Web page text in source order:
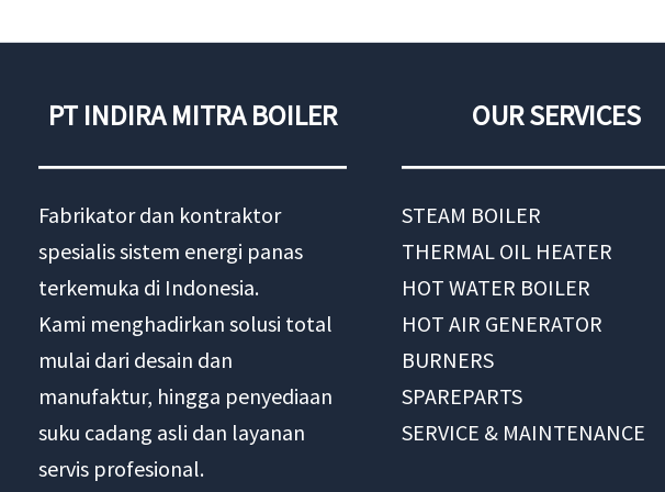
PT INDIRA MITRA BOILER
Fabrikator dan kontraktor
spesialis sistem energi panas
terkemuka di Indonesia.
Kami menghadirkan solusi total
mulai dari desain dan
manufaktur, hingga penyediaan
suku cadang asli dan layanan
servis profesional.
OUR SERVICES
STEAM BOILER
THERMAL OIL HEATER
HOT WATER BOILER
HOT AIR GENERATOR
BURNERS
SPAREPARTS
SERVICE & MAINTENANCE